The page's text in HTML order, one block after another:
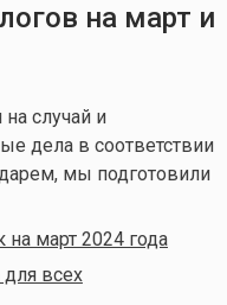
на март и
случай и
дела в соответствии
мы подготовили
март 2024 года
для всех